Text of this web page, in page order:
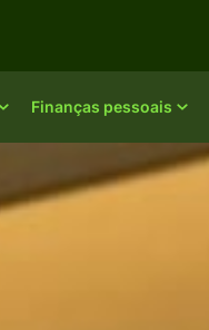
Finanças pessoais